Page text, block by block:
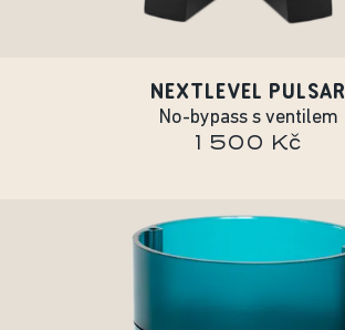
NEXTLEVEL PULSAR
No-bypass s ventilem
1 500 Kč